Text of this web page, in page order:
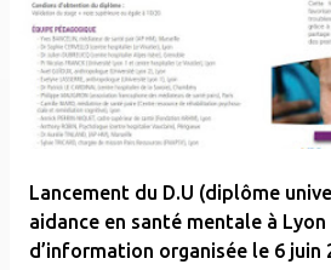
Lancement du D.U (diplôme
aidance en santé mentale à Lyon
d’information organisée le 6 juin